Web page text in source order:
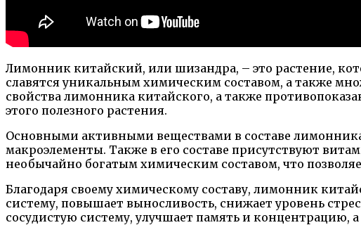
Лимонник китайский, или шизандра, – это растение,
славятся уникальным химическим составом, а также
свойства лимонника китайского, а также
этого полезного растения.
Основными активными веществами в составе
макроэлементы. Также в его составе присутствуют
необычайно богатым химическим составом, что
Благодаря своему химическому составу, лимонник
систему, повышает выносливость, снижает уровень
сосудистую систему, улучшает память и концентрацию,